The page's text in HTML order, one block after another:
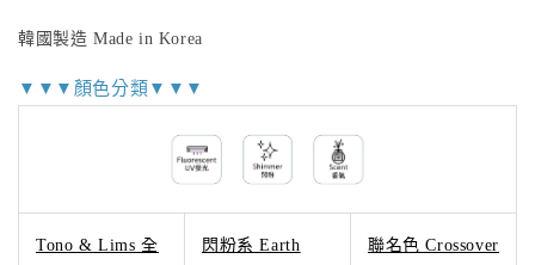
韓國製造 Made in Korea
Tono & Lims 全
閃粉系 Earth
聯名色 Crossover
▼▼▼顏色分類▼▼▼